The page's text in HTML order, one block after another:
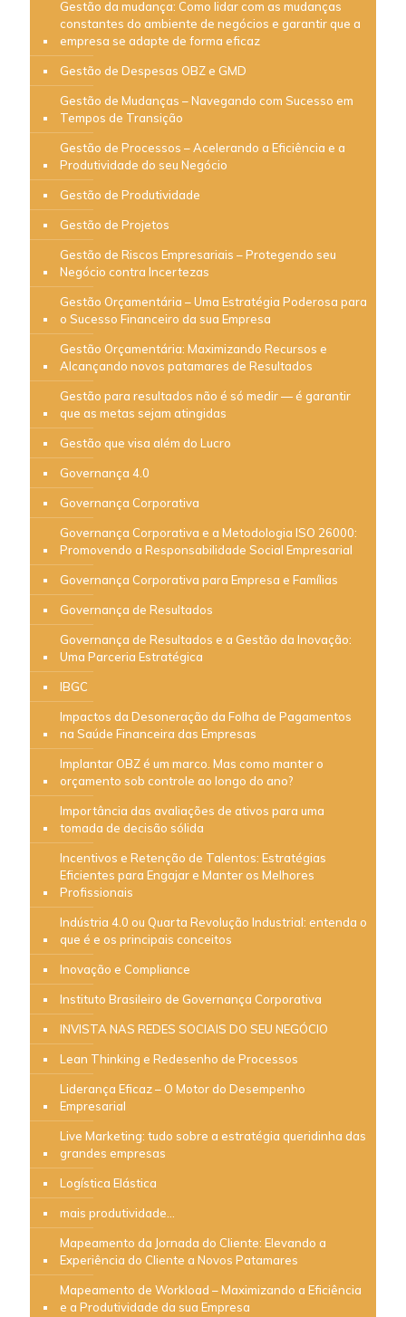
Gestão da mudança: Como lidar com as mudanças
constantes do ambiente de negócios e garantir que a
empresa se adapte de forma eficaz
Gestão de Despesas OBZ e GMD
Gestão de Mudanças – Navegando com Sucesso em
Tempos de Transição
Gestão de Processos – Acelerando a Eficiência e a
Produtividade do seu Negócio
Gestão de Produtividade
Gestão de Projetos
Gestão de Riscos Empresariais – Protegendo seu
Negócio contra Incertezas
Gestão Orçamentária – Uma Estratégia Poderosa para
o Sucesso Financeiro da sua Empresa
Gestão Orçamentária: Maximizando Recursos e
Alcançando novos patamares de Resultados
Gestão para resultados não é só medir — é garantir
que as metas sejam atingidas
Gestão que visa além do Lucro
Governança 4.0
Governança Corporativa
Governança Corporativa e a Metodologia ISO 26000:
Promovendo a Responsabilidade Social Empresarial
Governança Corporativa para Empresa e Famílias
Governança de Resultados
Governança de Resultados e a Gestão da Inovação:
Uma Parceria Estratégica
IBGC
Impactos da Desoneração da Folha de Pagamentos
na Saúde Financeira das Empresas
Implantar OBZ é um marco. Mas como manter o
orçamento sob controle ao longo do ano?
Importância das avaliações de ativos para uma
tomada de decisão sólida
Incentivos e Retenção de Talentos: Estratégias
Eficientes para Engajar e Manter os Melhores
Profissionais
Indústria 4.0 ou Quarta Revolução Industrial: entenda o
que é e os principais conceitos
Inovação e Compliance
Instituto Brasileiro de Governança Corporativa
INVISTA NAS REDES SOCIAIS DO SEU NEGÓCIO
Lean Thinking e Redesenho de Processos
Liderança Eficaz – O Motor do Desempenho
Empresarial
Live Marketing: tudo sobre a estratégia queridinha das
grandes empresas
Logística Elástica
mais produtividade…
Mapeamento da Jornada do Cliente: Elevando a
Experiência do Cliente a Novos Patamares
Mapeamento de Workload – Maximizando a Eficiência
e a Produtividade da sua Empresa